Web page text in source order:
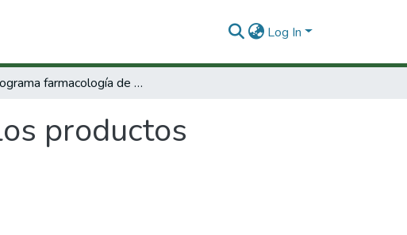
Log In
Programa farmacología de los productos naturales : informe final
productos